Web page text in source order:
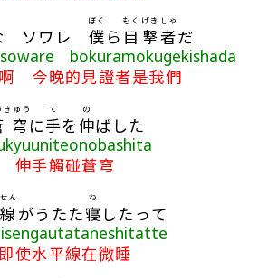
ソワレ 僕
ぼく
ら 目撃者
もくげきしゃ
だ
bokuramokugekishada
今晚的見證者是我們
穹
きゅう
に手
て
を伸
の
ばした
伸手觸碰蒼穹
ん
がうたた寝
ね
したって
即使水平線在微睡